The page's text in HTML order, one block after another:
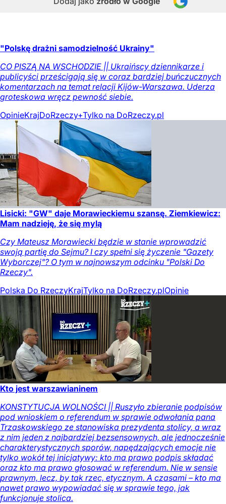
"Polskę drażni samodzielność Ukrainy"
CO PISZĄ NA WSCHODZIE || Ukraińscy dziennikarze i
publicyści prześcigają się w coraz bardziej buńczucznych
komentarzach na temat relacji Kijów-Warszawa. Uderza
groteskowa wręcz pewność siebie.
OpinieKrajDoRzeczy+Tylko na DoRzeczy.pl
Lisicki: "GW" daje Morawieckiemu szansę. Ziemkiewicz:
Mam nadzieję, że się mylą
Czy Mateusz Morawiecki będzie w stanie wprowadzić
swoją partię do Sejmu? I czy spełni się życzenie "Gazety
Wyborczej"? O tym w najnowszym odcinku "Polski Do
Rzeczy".
Polska Do RzeczyKrajTylko na DoRzeczy.plOpinie
Kto jest warszawianinem
KONSTYTUCJA WOLNOŚCI || Ruszyło zbieranie podpisów
pod wnioskiem o referendum w sprawie odwołania pana
Trzaskowskiego ze stanowiska prezydenta stolicy, a wraz
z nim jeden z najbardziej bezsensownych, ale jednocześnie
charakterystycznych sporów, napędzających emocje nie
tylko wokół tej inicjatywy: kto ma prawo podpis składać
oraz kto ma prawo głosować w referendum. Nie w sensie
prawnym, lecz, by tak rzec, etycznym. A czasami – kto ma
nawet prawo wypowiadać się w sprawie tego, jak
funkcjonuje stolica.